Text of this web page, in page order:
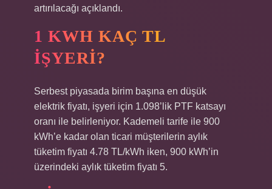
artırılacağı açıklandı.
1 KWH KAÇ TL
İŞYERI?
Serbest piyasada birim başına en düşük
elektrik fiyatı, işyeri için 1.098’lik PTF katsayı
oranı ile belirleniyor. Kademeli tarife ile 900
kWh’e kadar olan ticari müşterilerin aylık
tüketim fiyatı 4.78 TL/kWh iken, 900 kWh’in
üzerindeki aylık tüketim fiyatı 5.